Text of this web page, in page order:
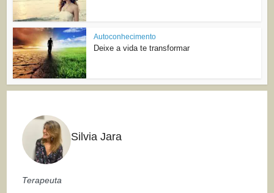
Autoconhecimento
Deixe a vida te transformar
Silvia Jara
Terapeuta